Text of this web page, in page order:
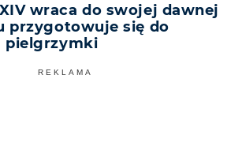
wraca do swojej dawnej
przygotowuje się do
pielgrzymki
REKLAMA